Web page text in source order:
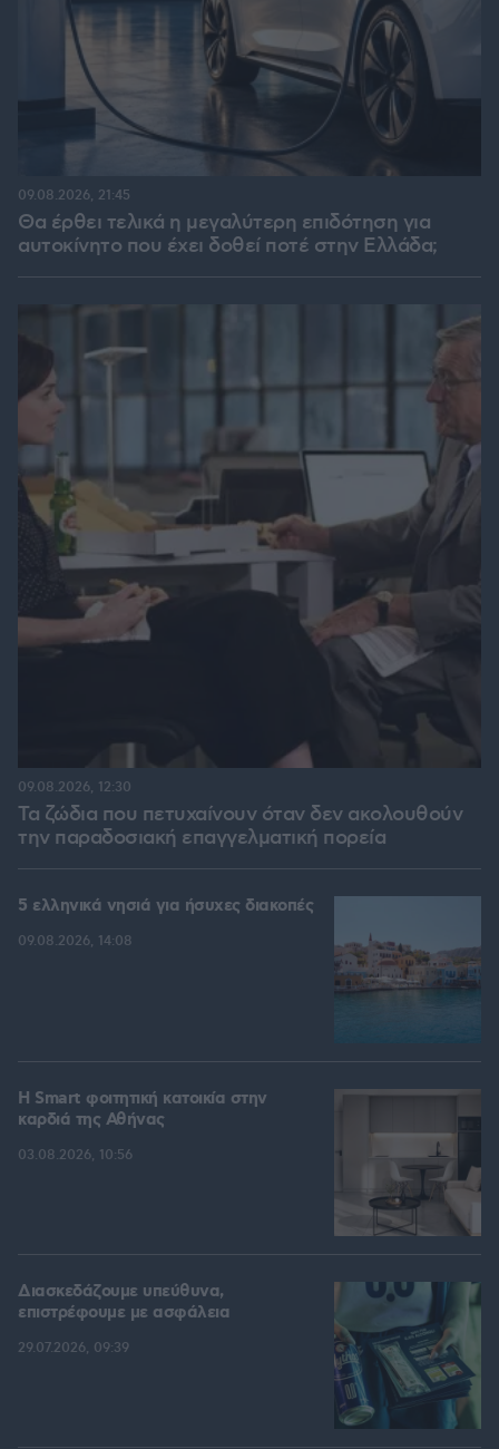
Θα έρθει τελικά η μεγαλύτερη επιδότηση για
αυτοκίνητο που έχει δοθεί ποτέ στην Ελλάδα;
09.08.2026, 21:45
Τα ζώδια που πετυχαίνουν όταν δεν ακολουθούν
την παραδοσιακή επαγγελματική πορεία
09.08.2026, 12:30
5 ελληνικά νησιά για ήσυχες διακοπές
09.08.2026, 14:08
Η Smart φοιτητική κατοικία στην
καρδιά της Αθήνας
03.08.2026, 10:56
Διασκεδάζουμε υπεύθυνα,
επιστρέφουμε με ασφάλεια
29.07.2026, 09:39